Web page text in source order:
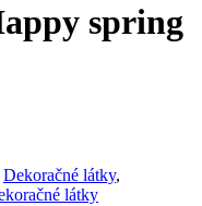
spring
Dekoračné látky,
látky